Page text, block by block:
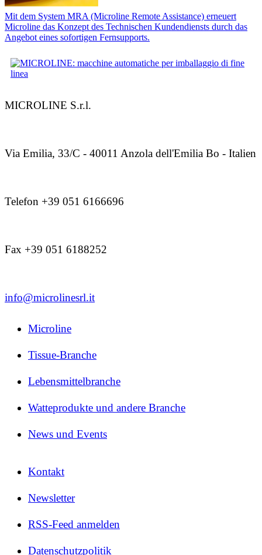
Mit dem System MRA (Microline Remote Assistance) erneuert
Microline das Konzept des Technischen Kundendiensts durch das
Angebot eines sofortigen Fernsupports.
MICROLINE S.r.l.
Via Emilia, 33/C - 40011 Anzola dell'Emilia Bo - Italien
Telefon +39 051 6166696
Fax +39 051 6188252
info@microlinesrl.it
Microline
Tissue-Branche
Lebensmittelbranche
Watteprodukte und andere Branche
News und Events
Kontakt
Newsletter
RSS-Feed anmelden
Datenschutzpolitik